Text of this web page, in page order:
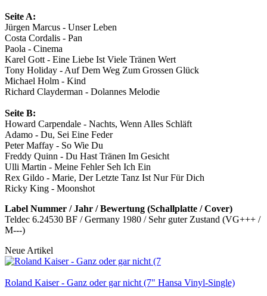
Seite A:
Jürgen Marcus - Unser Leben
Costa Cordalis - Pan
Paola - Cinema
Karel Gott - Eine Liebe Ist Viele Tränen Wert
Tony Holiday - Auf Dem Weg Zum Grossen Glück
Michael Holm - Kind
Richard Clayderman - Dolannes Melodie
Seite B:
Howard Carpendale - Nachts, Wenn Alles Schläft
Adamo - Du, Sei Eine Feder
Peter Maffay - So Wie Du
Freddy Quinn - Du Hast Tränen Im Gesicht
Ulli Martin - Meine Fehler Seh Ich Ein
Rex Gildo - Marie, Der Letzte Tanz Ist Nur Für Dich
Ricky King - Moonshot
Label Nummer / Jahr / Bewertung (Schallplatte / Cover)
Teldec 6.24530 BF / Germany 1980 / Sehr guter Zustand (VG+++ /
M---)
Neue Artikel
Roland Kaiser - Ganz oder gar nicht (7" Hansa Vinyl-Single)